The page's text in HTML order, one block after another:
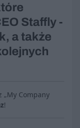
Staffly -
a także
„My Company
!